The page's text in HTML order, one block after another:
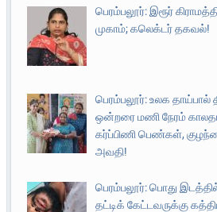
பெரம்பலூர்: இரூர்
முகாம்; கலெக்டர் தகவல்!
பெரம்பலூர்: உலக தாய்பால்
ஒன்றரை மணி நேரம்
கர்ப்பிணி பெண்கள்,
அவதி!
பெரம்பலூர்: பொது
தட்டிக் கேட்டவருக்கு